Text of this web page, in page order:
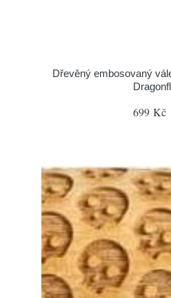
Dřevěný embosovaný
699 Kč